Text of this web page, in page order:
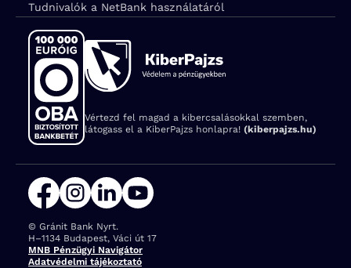
Tudnivalók a NetBank használatáról
Vértezd fel magad a kibercsalásokkal szemben,
látogass el a KiberPajzs honlapra! (kiberpajzs.hu)
© Gránit Bank Nyrt.
Cím:
H–1134 Budapest, Váci út 17
MNB Pénzügyi Navigátor
Adatvédelmi tájékoztató